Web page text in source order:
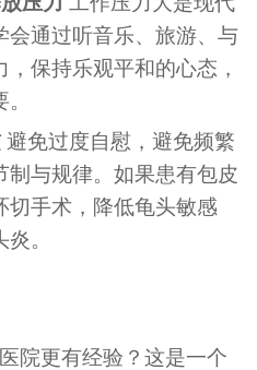
会通过听音乐、旅游、与
保持乐观平和的心态，
避免过度自慰，避免频繁
制与规律。如果患有包皮
切手术，降低龟头敏感
。
院更有经验？这是一个